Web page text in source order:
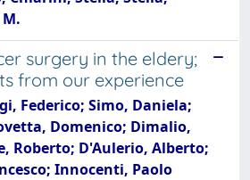
surgery in the eldery;
from our experience
Federico; Simo, Daniela;
Domenico; Dimalio,
Roberto; D'Aulerio, Alberto;
Innocenti, Paolo